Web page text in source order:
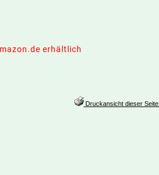
erhältlich
Druckansicht dieser Seite